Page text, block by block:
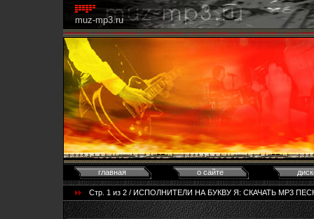
muz-mp3.ru
главная о сайте
Стр. 1 из 2 / ИСПОЛНИТЕЛИ НА БУКВУ Я: CКАЧАТЬ MP3